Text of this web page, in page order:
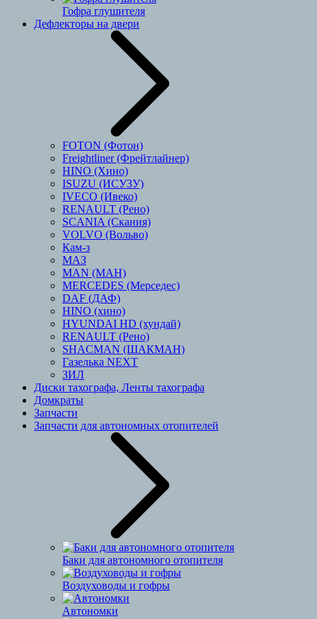
Гофра глушителя
Дефлекторы на двери
FOTON (Фотон)
Freightliner (Фрейтлайнер)
HINO (Хино)
ISUZU (ИСУЗУ)
IVECO (Ивеко)
RENAULT (Рено)
SCANIA (Скания)
VOLVO (Вольво)
Кам-з
МАЗ
MAN (МАН)
MERCEDES (Мерседес)
DAF (ДАФ)
HINO (хино)
HYUNDAI HD (хундай)
RENAULT (Рено)
SHACMAN (ШАКМАН)
Газелька NEXT
ЗИЛ
Диски тахографа, Ленты тахографа
Домкраты
Запчасти
Запчасти для автономных отопителей
Баки для автономного отопителя
Воздуховоды и гофры
Автономки